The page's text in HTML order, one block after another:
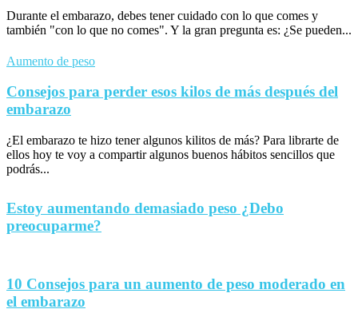
Durante el embarazo, debes tener cuidado con lo que comes y
también "con lo que no comes". Y la gran pregunta es: ¿Se pueden...
Aumento de peso
Consejos para perder esos kilos de más después del
embarazo
¿El embarazo te hizo tener algunos kilitos de más? Para librarte de
ellos hoy te voy a compartir algunos buenos hábitos sencillos que
podrás...
Estoy aumentando demasiado peso ¿Debo
preocuparme?
10 Consejos para un aumento de peso moderado en
el embarazo